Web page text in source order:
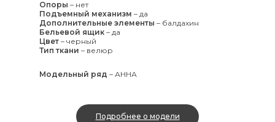
Опоры – нет
Подъемный механизм – да
Дополнительные элементы – балдахин
Бельевой ящик – да
Цвет – черный
Тип ткани – велюр
Модельный ряд – АННА
Подробнее о модели